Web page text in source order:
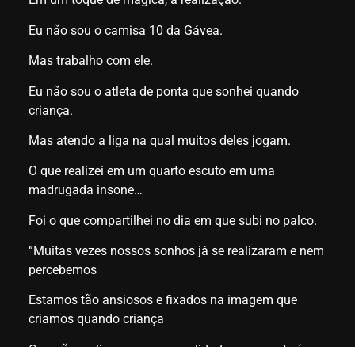
Eu não sou o camisa 10 da Gávea.
Mas trabalho com ele.
Eu não sou o atleta de ponta que sonhei quando
criança.
Mas atendo a liga na qual muitos deles jogam.
O que realizei em um quarto escuto em uma
madrugada insone…
Foi o que compartilhei no dia em que subi no palco.
“Muitas vezes nossos sonhos já se realizaram e nem
percebemos
Estamos tão ansiosos e fixados na imagem que
criamos quando criança